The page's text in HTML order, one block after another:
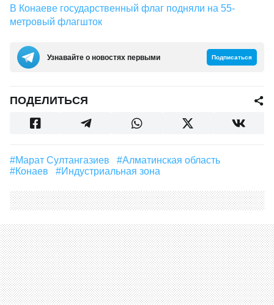
В Конаеве государственный флаг подняли на 55-
метровый флагшток
Узнавайте о новостях первыми Подписаться
ПОДЕЛИТЬСЯ
#Марат Султангазиев
#Алматинская область
#Конаев
#индустриальная зона